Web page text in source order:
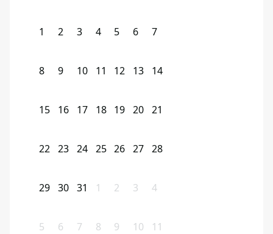
1 2 3 4 5 6 7
8 9 10 11 12 13 14
15 16 17 18 19 20 21
22 23 24 25 26 27 28
29 30 31 1 2 3 4
5 6 7 8 9 10 11